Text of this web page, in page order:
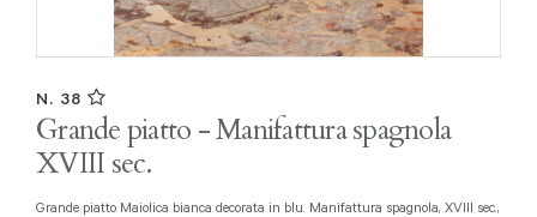
N. 38
Grande piatto - Manifattura spagnola
XVIII sec.
Grande piatto Maiolica bianca decorata in blu. Manifattura spagnola, XVIII sec.,